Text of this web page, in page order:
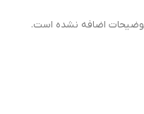
اضافه نشده است.